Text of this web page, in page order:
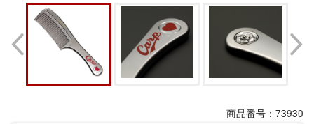
商品番号：73930